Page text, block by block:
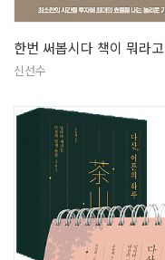
한번 써봅시다 책이 뭐라고
신선수